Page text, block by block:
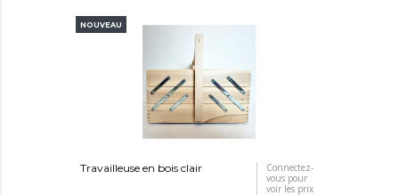
NOUVEAU
Travailleuse en bois clair
Connectez-
vous pour
voir les prix